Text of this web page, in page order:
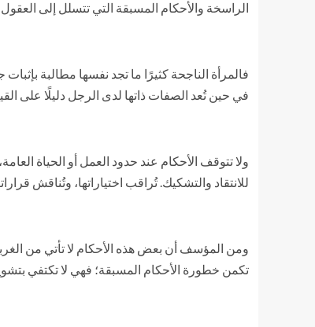
الراسخة والأحكام المسبقة التي تتسلل إلى
فالمرأة الناجحة كثيرًا ما تجد نفسها مطالبة
في حين تُعد الصفات ذاتها لدى الرجل دليلًا على
ولا تتوقف الأحكام عند حدود العمل أو الحياة
للانتقاد والتشكيك. تُراقب اختياراتها، وتُناقش
ومن المؤسف أن بعض هذه الأحكام لا تأتي من
تكمن خطورة الأحكام المسبقة؛ فهي لا تكتفي